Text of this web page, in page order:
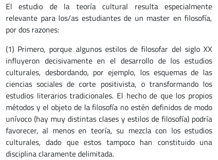
El estudio de la teoría cultural resulta especialmente
relevante para los/as estudiantes de un master en filosofía,
por dos razones:
(1) Primero, porque algunos estilos de filosofar del siglo XX
influyeron decisivamente en el desarrollo de los estudios
culturales, desbordando, por ejemplo, los esquemas de las
ciencias sociales de corte positivista, o transformando los
estudios literarios tradicionales. El hecho de que los propios
métodos y el objeto de la filosofía no estén definidos de modo
unívoco (hay muy distintas clases y estilos de filosofía) podría
favorecer, al menos en teoría, su mezcla con los estudios
culturales, dado que estos tampoco han constituido una
disciplina claramente delimitada.